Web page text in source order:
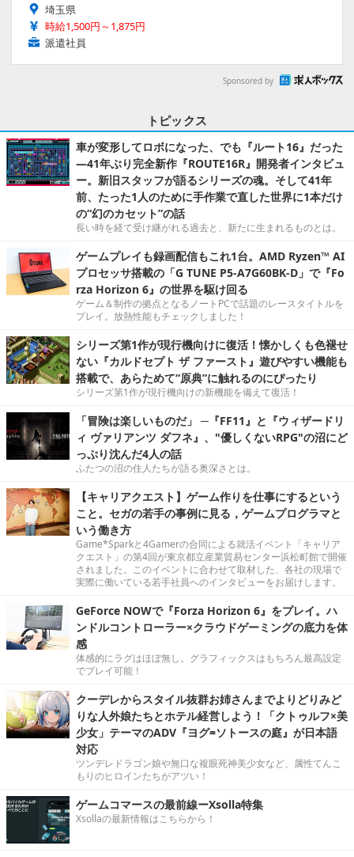
埼玉県
時給1,500円～1,875円
派遣社員
Sponsored by
トピックス
車が変形してロボになった、でも『ルート16』だった
―41年ぶり完全新作『ROUTE16R』開発者インタビュ
ー。新旧スタッフが語るシリーズの魂。そして41年
前、たった1人のために手作業で直した世界に1本だけ
の“幻のカセット”の話
長い時を経て受け継がれる過去と、新たに生まれるものとは。
ゲームプレイも録画配信もこれ1台。AMD Ryzen™ AI
プロセッサ搭載の「G TUNE P5-A7G60BK-D」で『Fo
rza Horizon 6』の世界を駆け回る
ゲーム＆制作の拠点となるノートPCで話題のレースタイトルを
プレイ。放熱性能もチェックしました！
シリーズ第1作が現行機向けに復活！懐かしくも色褪せ
ない『カルドセプト ザ ファースト』遊びやすい機能も
搭載で、あらためて“原典”に触れるのにぴったり
シリーズ第1作が現行機向けの新機能を備えて復活！
「冒険は楽しいものだ」 ─『FF11』と『ウィザードリ
ィ ヴァリアンツ ダフネ』、"優しくないRPG"の沼にど
っぷり沈んだ4人の話
ふたつの沼の住人たちが語る奥深さとは。
【キャリアクエスト】ゲーム作りを仕事にするという
こと。セガの若手の事例に見る，ゲームプログラマと
いう働き方
Game*Sparkと4Gamerの合同による就活イベント「キャリア
クエスト」の第4回が東京都立産業貿易センター浜松町館で開催
されました。このイベントに合わせて取材した、各社の現場で
実際に働いている若手社員へのインタビューをお届けします。
GeForce NOWで『Forza Horizon 6』をプレイ。ハ
ンドルコントローラー×クラウドゲーミングの底力を体
感
体感的にラグはほぼ無し。グラフィックスはもちろん最高設定
でプレイ可能！
クーデレからスタイル抜群お姉さんまでよりどりみど
りな人外娘たちとホテル経営しよう！「クトゥルフ×美
少女」テーマのADV『ヨグ=ソトースの庭』が日本語
対応
ツンデレドラゴン娘や無口な複眼死神美少女など、属性てんこ
もりのヒロインたちがアツい！
ゲームコマースの最前線ーXsolla特集
Xsollaの最新情報はこちらから！